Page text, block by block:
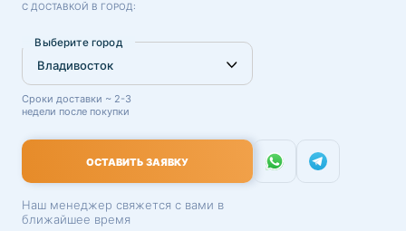
С ДОСТАВКОЙ В ГОРОД:
Выберите город
Сроки доставки ~ 2-3
недели после покупки
ОСТАВИТЬ ЗАЯВКУ
Наш менеджер свяжется с вами в
ближайшее время